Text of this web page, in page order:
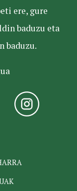
ere, gure
baduzu eta
baduzu.